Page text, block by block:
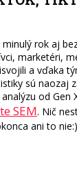
rok aj
marketéri,
a vďaka
sú naozaj
od Gen
SEM. Nič
ani to nie:)